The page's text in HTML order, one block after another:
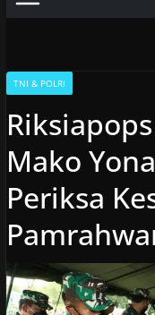
TNI & POLRI
Mako
Periksa